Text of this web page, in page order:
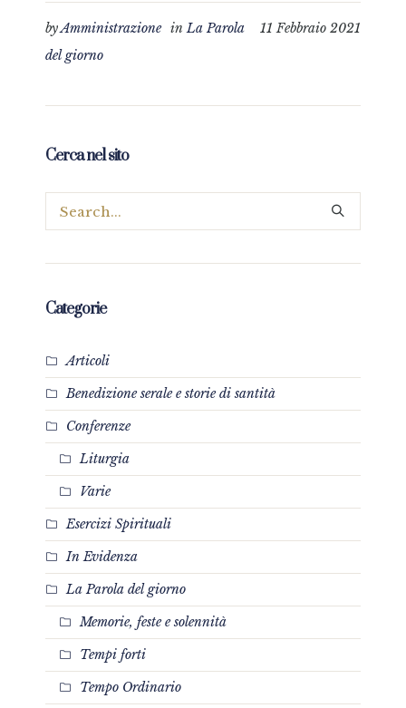
11 Febbraio 2021
byAmministrazione inLa Parola
del giorno
Cerca nel sito
Categorie
Articoli
Benedizione serale e storie di santità
Conferenze
Liturgia
Varie
Esercizi Spirituali
In Evidenza
La Parola del giorno
Memorie, feste e solennità
Tempi forti
Tempo Ordinario